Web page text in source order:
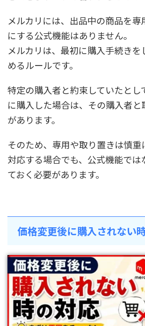
メルカリには、出品中の商品を専
にする公式機能はありません。
メルカリは、最初に購入手続き
めるルールです。
特定の購入者と約束していたとし
に購入した場合は、その購入者
があります。
そのため、専用や取り置きは慎重
対応する場合でも、公式機能では
ておく必要があります。
価格変更後に購入されない